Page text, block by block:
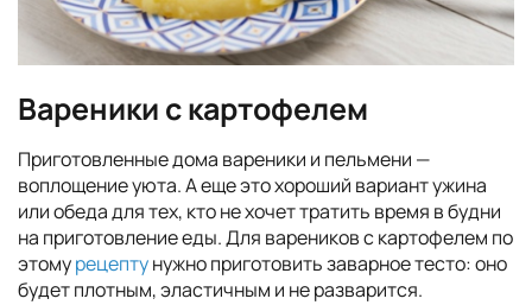
Вареники с картофелем
Приготовленные дома вареники и пельмени —
воплощение уюта. А еще это хороший вариант ужина
или обеда для тех, кто не хочет тратить время в будни
на приготовление еды. Для вареников с картофелем по
этомурецептунужно приготовить заварное тесто: оно
будет плотным, эластичным и не разварится.